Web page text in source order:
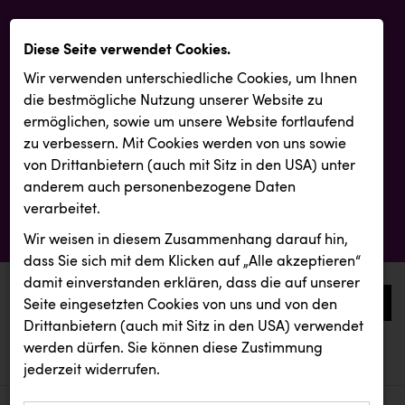
0
aktuelle aussendungen
aktuelle aussendungen
Diese Seite verwendet Cookies.
Wir verwenden unterschiedliche Cookies, um Ihnen
die best­mögliche Nutzung unserer Website zu
ermöglichen, sowie um unsere Website fortlaufend
zu verbessern. Mit Cookies werden von uns sowie
von Drittanbietern (auch mit Sitz in den USA) unter
anderem auch personenbezogene Daten
verarbeitet.
Wir weisen in diesem Zusammenhang darauf hin,
dass Sie sich mit dem Klicken auf „Alle akzeptieren“
damit ein­ver­standen erklären, dass die auf unserer
Seite eingesetzten Cookies von uns und von den
Drittanbietern (auch mit Sitz in den USA) verwendet
werden dürfen. Sie können diese Zustimmung
jederzeit widerrufen.